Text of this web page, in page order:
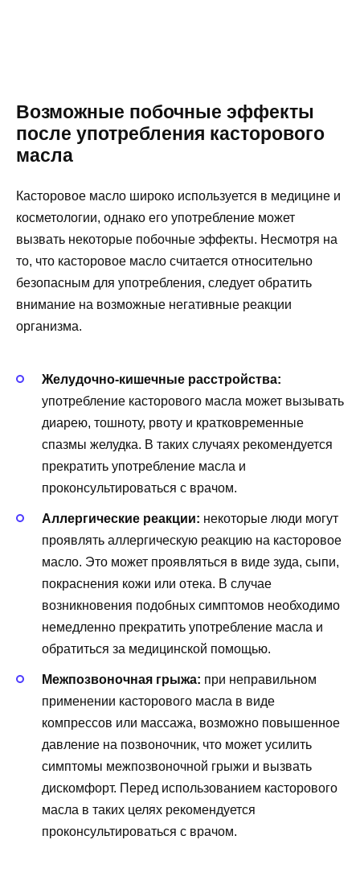
Возможные побочные эффекты
после употребления касторового
масла
Касторовое масло широко используется в медицине и
косметологии, однако его употребление может
вызвать некоторые побочные эффекты. Несмотря на
то, что касторовое масло считается относительно
безопасным для употребления, следует обратить
внимание на возможные негативные реакции
организма.
Желудочно-кишечные расстройства:
употребление касторового масла может вызывать
диарею, тошноту, рвоту и кратковременные
спазмы желудка. В таких случаях рекомендуется
прекратить употребление масла и
проконсультироваться с врачом.
Аллергические реакции: некоторые люди могут
проявлять аллергическую реакцию на касторовое
масло. Это может проявляться в виде зуда, сыпи,
покраснения кожи или отека. В случае
возникновения подобных симптомов необходимо
немедленно прекратить употребление масла и
обратиться за медицинской помощью.
Межпозвоночная грыжа: при неправильном
применении касторового масла в виде
компрессов или массажа, возможно повышенное
давление на позвоночник, что может усилить
симптомы межпозвоночной грыжи и вызвать
дискомфорт. Перед использованием касторового
масла в таких целях рекомендуется
проконсультироваться с врачом.